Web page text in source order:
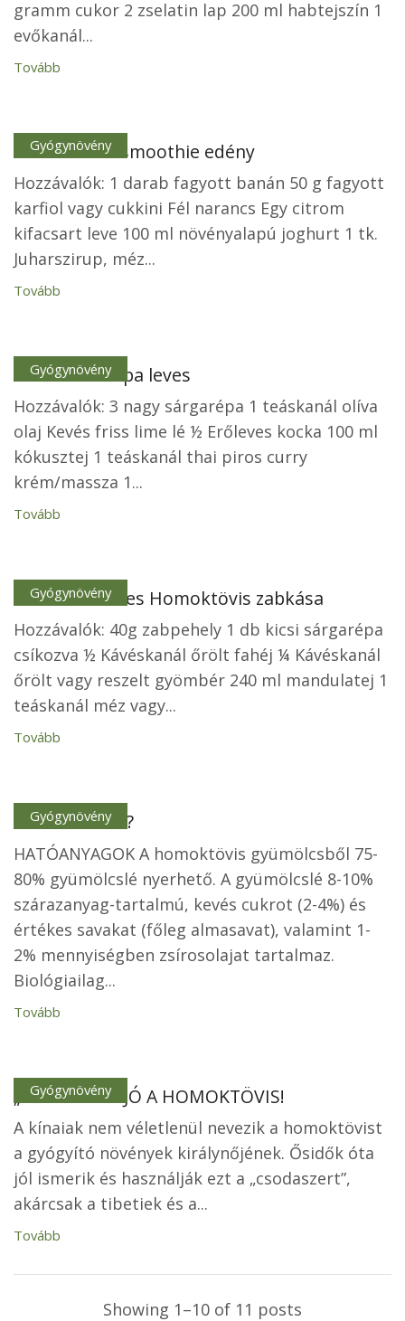
gramm cukor 2 zselatin lap 200 ml habtejszín 1
evőkanál...
Tovább
Gyógynövény
Homoktövis smoothie edény
Hozzávalók: 1 darab fagyott banán 50 g fagyott
karfiol vagy cukkini Fél narancs Egy citrom
kifacsart leve 100 ml növényalapú joghurt 1 tk.
Juharszirup, méz...
Tovább
Gyógynövény
Thai vörös répa leves
Hozzávalók: 3 nagy sárgarépa 1 teáskanál olíva
olaj Kevés friss lime lé ½ Erőleves kocka 100 ml
kókusztej 1 teáskanál thai piros curry
krém/massza 1...
Tovább
Gyógynövény
Minden mentes Homoktövis zabkása
Hozzávalók: 40g zabpehely 1 db kicsi sárgarépa
csíkozva ½ Kávéskanál őrölt fahéj ¼ Kávéskanál
őrölt vagy reszelt gyömbér 240 ml mandulatej 1
teáskanál méz vagy...
Tovább
Gyógynövény
Mit tartalmaz?
HATÓANYAGOK A homoktövis gyümölcsből 75-
80% gyümölcslé nyerhető. A gyümölcslé 8-10%
szárazanyag-tartalmú, kevés cukrot (2-4%) és
értékes savakat (főleg almasavat), valamint 1-
2% mennyiségben zsírosolajat tartalmaz.
Biológiailag...
Tovább
Gyógynövény
„MINDENRE” JÓ A HOMOKTÖVIS!
A kínaiak nem véletlenül nevezik a homoktövist
a gyógyító növények királynőjének. Ősidők óta
jól ismerik és használják ezt a „csodaszert”,
akárcsak a tibetiek és a...
Tovább
Showing 1–10 of 11 posts